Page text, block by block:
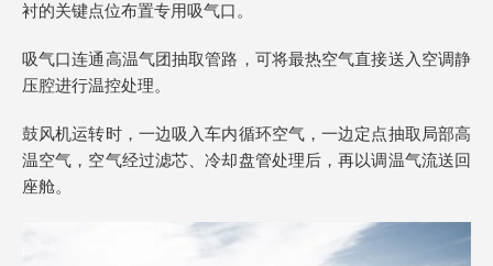
衬的关键点位布置专用吸气口。
吸气口连通高温气团抽取管路，可将最热空气直接送入空调静
压腔进行温控处理。
鼓风机运转时，一边吸入车内循环空气，一边定点抽取局部高
温空气，空气经过滤芯、冷却盘管处理后，再以调温气流送回
座舱。